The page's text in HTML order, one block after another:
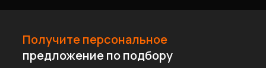
Получите персональное
предложение по подбору